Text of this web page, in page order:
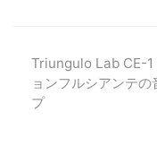
Triungulo Lab CE-
ョンフルシアンテ
プ